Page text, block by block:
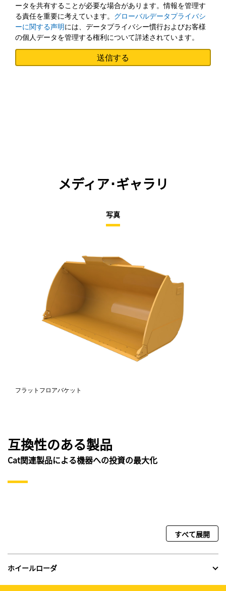
ータを共有することが必要な場合があります。情報を管理す
る責任を重要に考えています。 グローバルデータプライバシ
ーに関する声明には、データプライバシー慣行およびお客様
の個人データを管理する権利について詳述されています。
メディア･ギャラリ
写真
フラットフロアバケット
互換性のある製品
Cat関連製品による機器への投資の最大化
すべて展開
ホイールローダ